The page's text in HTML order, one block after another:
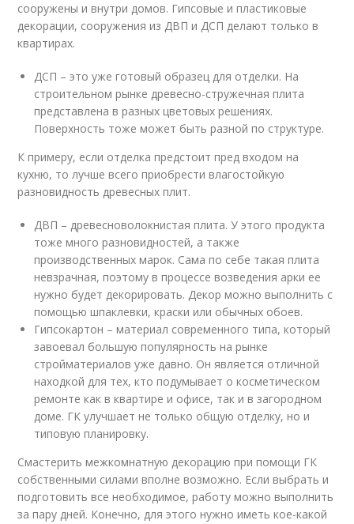
сооружены и внутри домов. Гипсовые и пластиковые
декорации, сооружения из ДВП и ДСП делают только в
квартирах.
ДСП – это уже готовый образец для отделки. На
строительном рынке древесно-стружечная плита
представлена в разных цветовых решениях.
Поверхность тоже может быть разной по структуре.
К примеру, если отделка предстоит пред входом на
кухню, то лучше всего приобрести влагостойкую
разновидность древесных плит.
ДВП – древесноволокнистая плита. У этого продукта
тоже много разновидностей, а также
производственных марок. Сама по себе такая плита
невзрачная, поэтому в процессе возведения арки ее
нужно будет декорировать. Декор можно выполнить с
помощью шпаклевки, краски или обычных обоев.
Гипсокартон – материал современного типа, который
завоевал большую популярность на рынке
стройматериалов уже давно. Он является отличной
находкой для тех, кто подумывает о косметическом
ремонте как в квартире и офисе, так и в загородном
доме. ГК улучшает не только общую отделку, но и
типовую планировку.
Смастерить межкомнатную декорацию при помощи ГК
собственными силами вполне возможно. Если выбрать и
подготовить все необходимое, работу можно выполнить
за пару дней. Конечно, для этого нужно иметь кое-какой